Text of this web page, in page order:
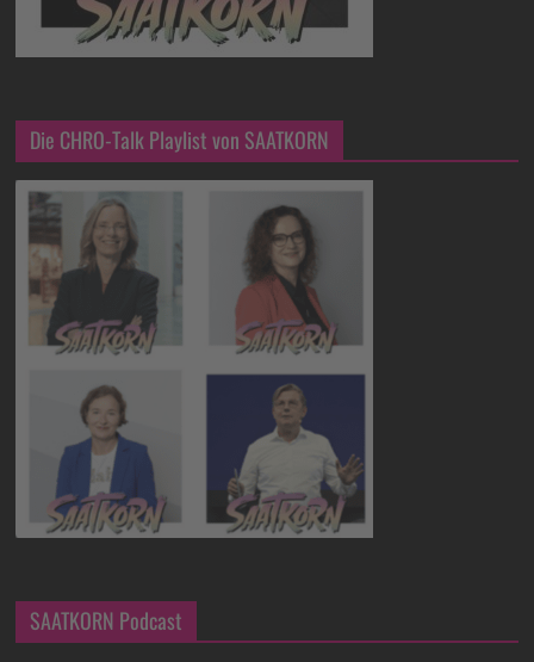
Die CHRO-Talk Playlist von SAATKORN
SAATKORN Podcast